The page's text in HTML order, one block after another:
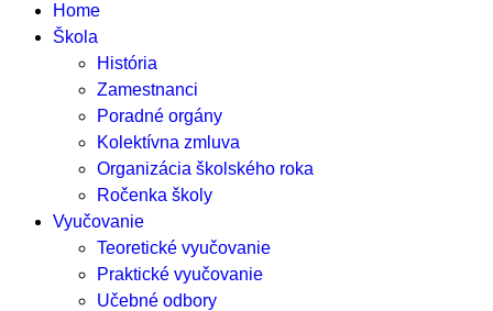
Home
Škola
História
Zamestnanci
Poradné orgány
Kolektívna zmluva
Organizácia školského roka
Ročenka školy
Vyučovanie
Teoretické vyučovanie
Praktické vyučovanie
Učebné odbory